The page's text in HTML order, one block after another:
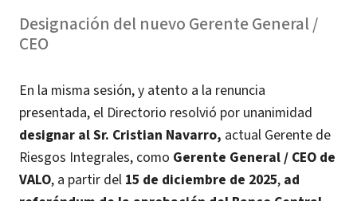
Designación del nuevo Gerente General /
CEO
En la misma sesión, y atento a la renuncia
presentada, el Directorio resolvió por unanimidad
designar al Sr. Cristian Navarro, actual Gerente de
Riesgos Integrales, como Gerente General / CEO de
VALO, a partir del 15 de diciembre de 2025, ad